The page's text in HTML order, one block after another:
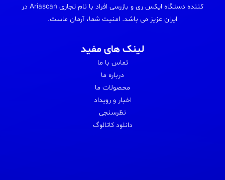
کننده دستگاه ایکس ری و بازرسی افراد با نام تجاری Ariascan در
ایران عزیز می باشد. امنیت شما، آرمان ماست.
لینک های مفید
تماس با ما
درباره ما
محصولات ما
اخبار و رویداد
نظرسنجی
دانلود کاتالوگ